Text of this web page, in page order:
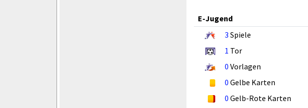
E-Jugend
3 Spiele
1 Tor
0 Vorlagen
0 Gelbe Karten
0 Gelb-Rote Karten